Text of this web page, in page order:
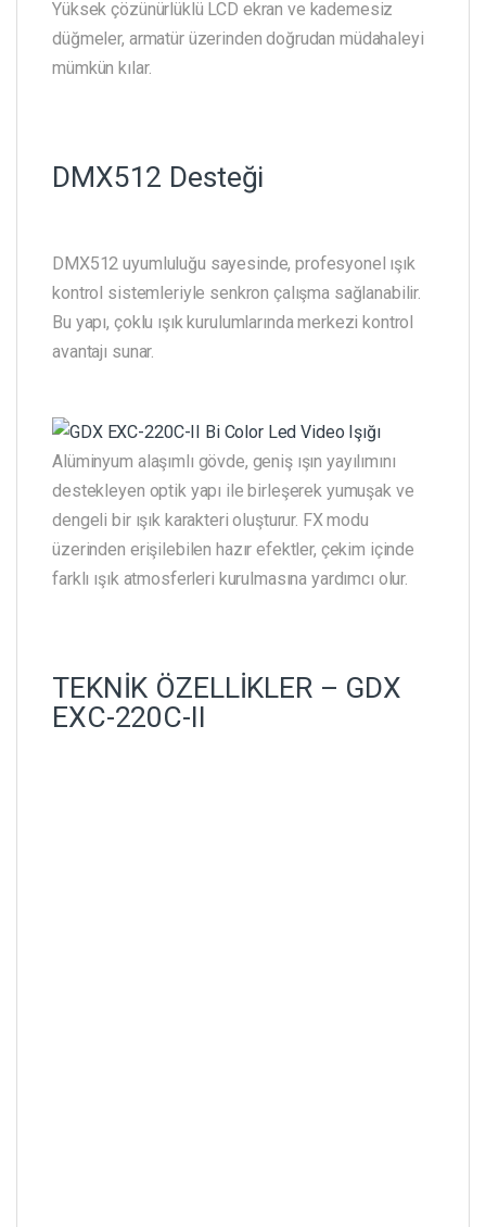
Yüksek çözünürlüklü LCD ekran ve kademesiz
düğmeler, armatür üzerinden doğrudan müdahaleyi
mümkün kılar.
DMX512 Desteği
DMX512 uyumluluğu sayesinde, profesyonel ışık
kontrol sistemleriyle senkron çalışma sağlanabilir.
Bu yapı, çoklu ışık kurulumlarında merkezi kontrol
avantajı sunar.
Alüminyum alaşımlı gövde, geniş ışın yayılımını
destekleyen optik yapı ile birleşerek yumuşak ve
dengeli bir ışık karakteri oluşturur. FX modu
üzerinden erişilebilen hazır efektler, çekim içinde
farklı ışık atmosferleri kurulmasına yardımcı olur.
TEKNİK ÖZELLİKLER – GDX
EXC-220C-II